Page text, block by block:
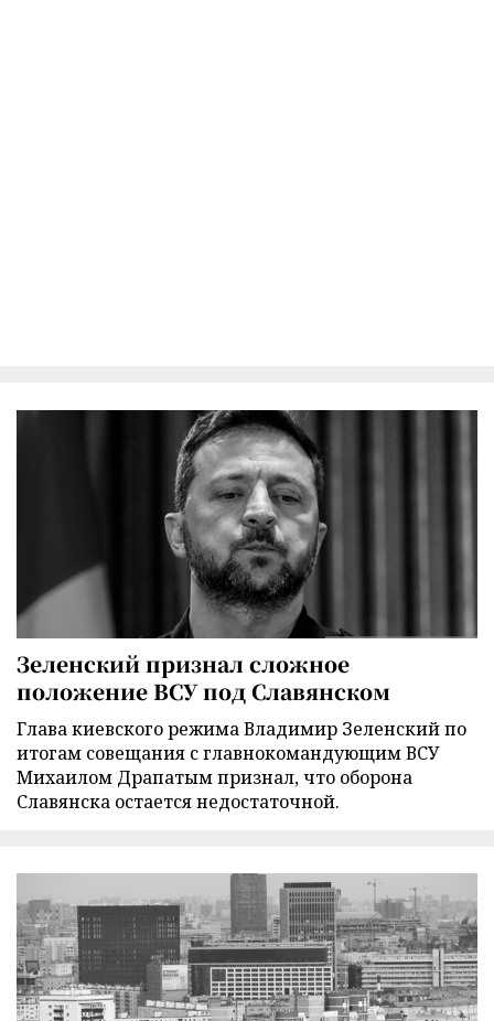
Зеленский признал сложное
положение ВСУ под Славянском
Глава киевского режима Владимир Зеленский по
итогам совещания с главнокомандующим ВСУ
Михаилом Драпатым признал, что оборона
Славянска остается недостаточной.